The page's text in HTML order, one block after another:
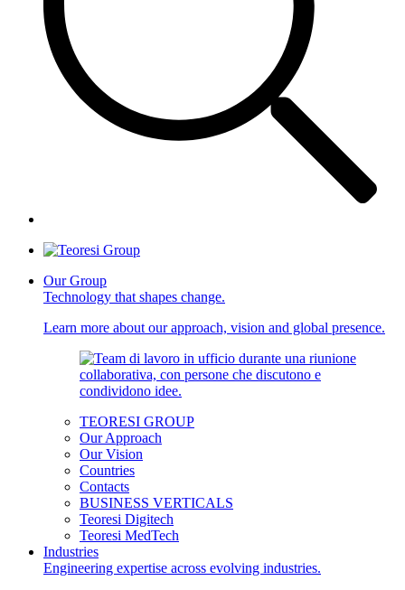
Our Group
Technology that shapes change.
Learn more about our approach, vision and global presence.
TEORESI GROUP
Our Approach
Our Vision
Countries
Contacts
BUSINESS VERTICALS
Teoresi Digitech
Teoresi MedTech
Industries
Engineering expertise across evolving industries.